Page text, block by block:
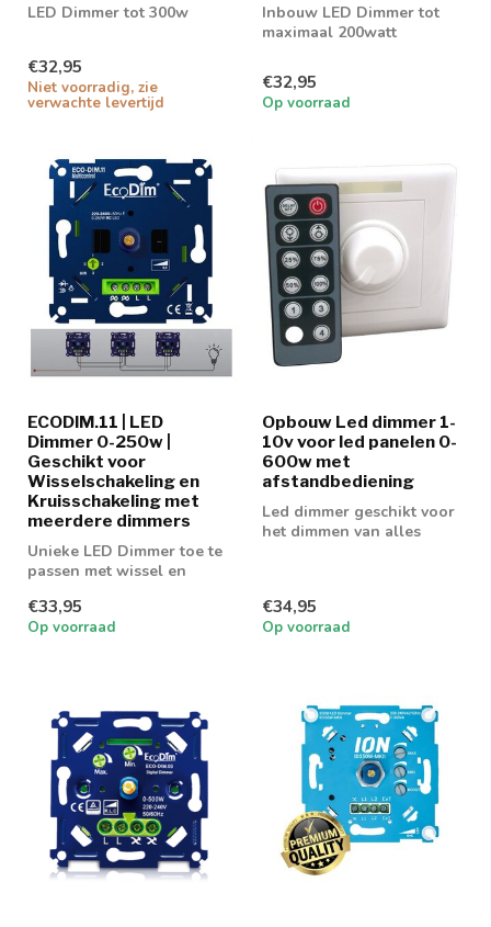
LED Dimmer tot 300w
€32,95
Niet voorradig, zie
verwachte levertijd
Inbouw LED Dimmer tot
maximaal 200watt
€32,95
Op voorraad
ECODIM.11 | LED
Dimmer 0-250w |
Geschikt voor
Wisselschakeling en
Kruisschakeling met
meerdere dimmers
Unieke LED Dimmer toe te
passen met wissel en
€33,95
Op voorraad
Opbouw Led dimmer 1-
10v voor led panelen 0-
600w met
afstandbediening
Led dimmer geschikt voor
het dimmen van alles
€34,95
Op voorraad